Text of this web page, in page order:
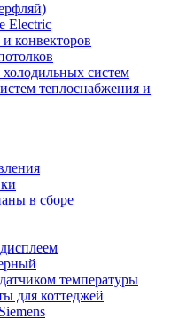
Electric
конвекторов
систем
теплоснабжения и
в сборе
температуры
для коттеджей